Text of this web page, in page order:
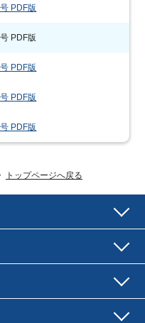
PDF版
PDF版
PDF版
PDF版
PDF版
トップページへ戻る